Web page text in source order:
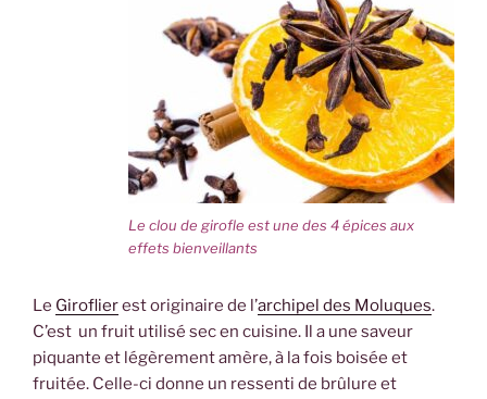
Le clou de girofle est une des 4 épices aux
effets bienveillants
Le Giroflierest originaire de l’archipel des Moluques.
C’est un fruit utilisé sec en cuisine. Il a une saveur
piquante et légèrement amère, à la fois boisée et
fruitée. Celle-ci donne un ressenti de brûlure et